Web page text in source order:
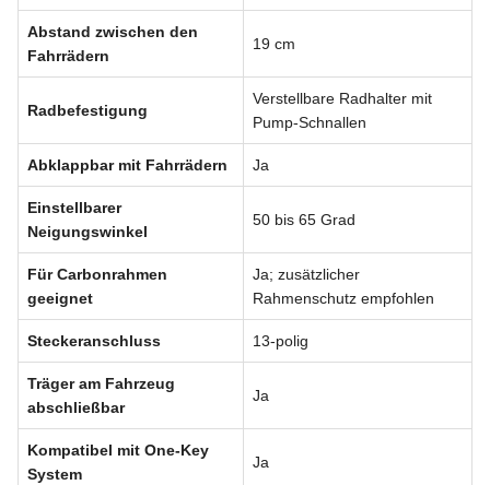
Abstand zwischen den
Fahrrädern
19 cm
Radbefestigung
Verstellbare Radhalter mit
Pump-Schnallen
Abklappbar mit Fahrrädern Ja
Einstellbarer
Neigungswinkel
50 bis 65 Grad
Für Carbonrahmen
geeignet
Ja; zusätzlicher
Rahmenschutz empfohlen
Steckeranschluss 13-polig
Träger am Fahrzeug
abschließbar
Ja
Kompatibel mit One-Key
System
Ja